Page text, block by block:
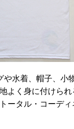
水着、帽子、小
よく身に付けら
ータル・コーデ